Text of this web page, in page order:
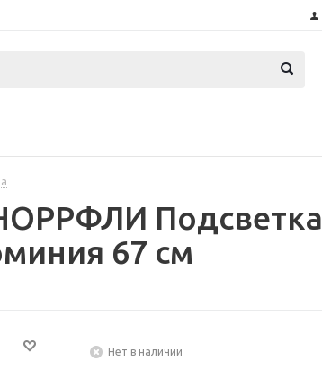
НОРРФЛИ Подсветка
67 см
Нет в наличии